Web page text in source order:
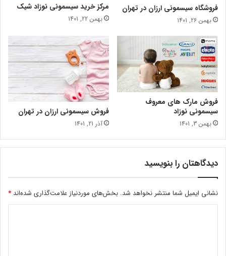
فروشگاه سیسمونی ارزان در تهران
بهمن 26, 1401
مرکز خرید سیسمونی نوزاد شیک
بهمن 22, 1401
فروش مارک های معروف
سیسمونی نوزاد
بهمن 3, 1401
فروش سیسمونی ارزان در تهران
آذر 21, 1401
دیدگاهتان را بنویسید
نشانی ایمیل شما منتشر نخواهد شد. بخش‌های موردنیاز علامت‌گذاری شده‌اند *